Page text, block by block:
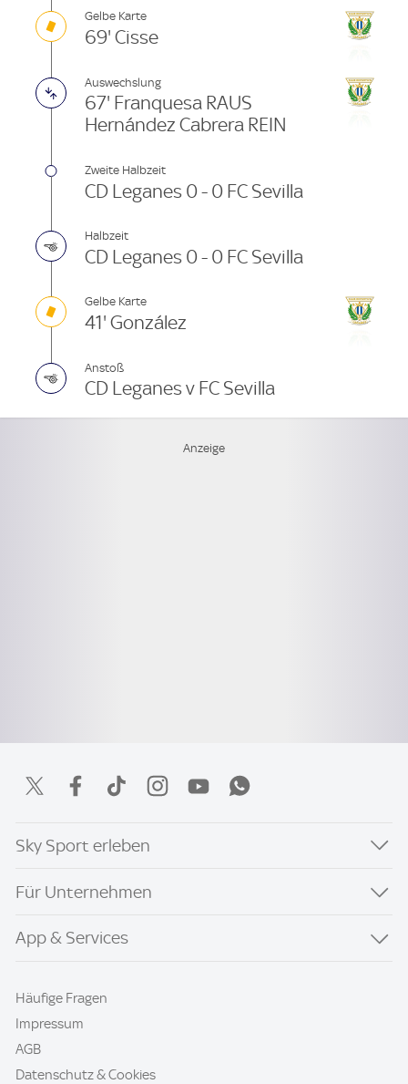
Gelbe Karte
69' Cisse
Auswechslung
67' Franquesa RAUS
Hernández Cabrera REIN
Zweite Halbzeit
CD Leganes 0 - 0 FC Sevilla
Halbzeit
CD Leganes 0 - 0 FC Sevilla
Gelbe Karte
41' González
Anstoß
CD Leganes v FC Sevilla
Sky Sport erleben
Für Unternehmen
App & Services
Häufige Fragen
Impressum
AGB
Datenschutz & Cookies